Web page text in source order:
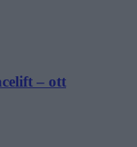
– ott